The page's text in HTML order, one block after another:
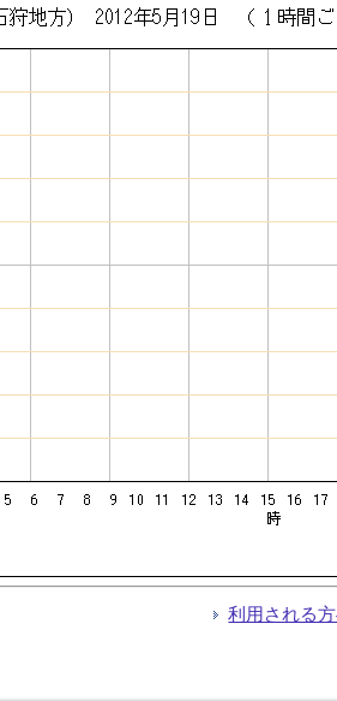
利用される